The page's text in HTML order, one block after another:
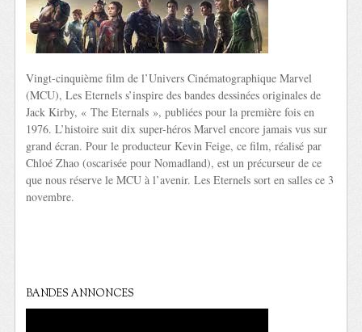
Vingt-cinquième film de l’Univers Cinématographique Marvel
(MCU), Les Eternels s’inspire des bandes dessinées originales de
Jack Kirby, « The Eternals », publiées pour la première fois en
1976. L’histoire suit dix super-héros Marvel encore jamais vus sur
grand écran. Pour le producteur Kevin Feige, ce film, réalisé par
Chloé Zhao (oscarisée pour Nomadland), est un précurseur de ce
que nous réserve le MCU à l’avenir. Les Eternels sort en salles ce 3
novembre.
BANDES ANNONCES